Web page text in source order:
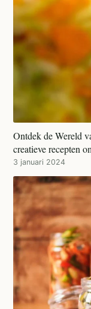
Ontdek de Wereld
creatieve recepten
3 januari 2024